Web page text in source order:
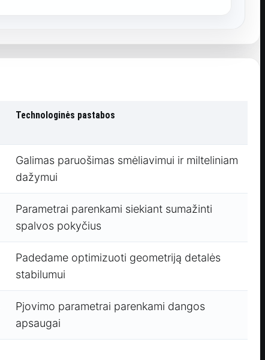
Technologinės pastabos
Galimas paruošimas smėliavimui ir milteliniam
dažymui
Parametrai parenkami siekiant sumažinti
spalvos pokyčius
Padedame optimizuoti geometriją detalės
stabilumui
Pjovimo parametrai parenkami dangos
apsaugai